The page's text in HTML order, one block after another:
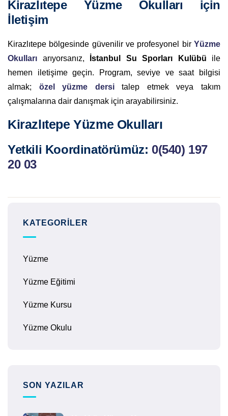
Kirazlıtepe Yüzme Okulları için
İletişim
Kirazlıtepe bölgesinde güvenilir ve profesyonel bir Yüzme
Okulları arıyorsanız, İstanbul Su Sporları Kulübü ile
hemen iletişime geçin. Program, seviye ve saat bilgisi
almak; özel yüzme dersitalep etmek veya takım
çalışmalarına dair danışmak için arayabilirsiniz.
Kirazlıtepe Yüzme Okulları
Yetkili Koordinatörümüz: 0(540) 197
20 03
KATEGORILER
Yüzme
Yüzme Eğitimi
Yüzme Kursu
Yüzme Okulu
SON YAZILAR